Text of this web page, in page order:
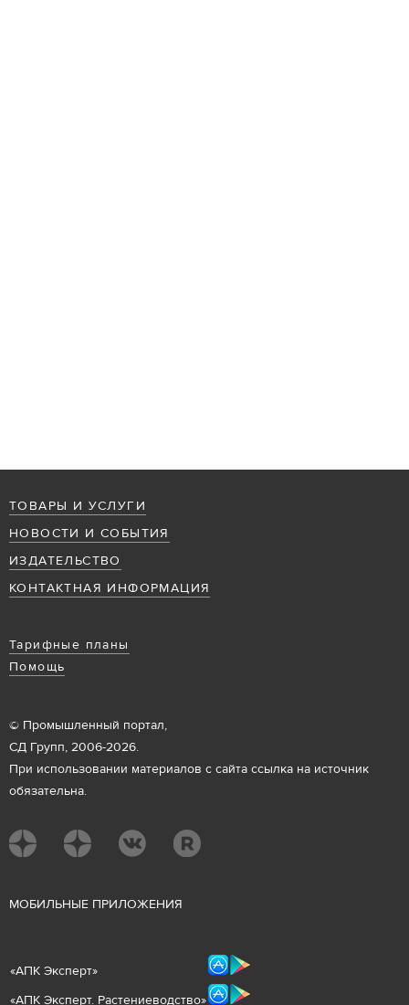
ТОВАРЫ И УСЛУГИ
НОВОСТИ И СОБЫТИЯ
ИЗДАТЕЛЬСТВО
КОНТАКТНАЯ ИНФОРМАЦИЯ
Тарифные планы
Помощь
© Промышленный портал,
СД Групп, 2006-2026.
При использовании материалов с сайта ссылка на источник
обязательна.
МОБИЛЬНЫЕ ПРИЛОЖЕНИЯ
«АПК Эксперт»
«АПК Эксперт. Растениеводство»